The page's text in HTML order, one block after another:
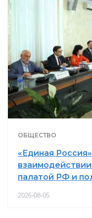
ОБЩЕСТВО
«Единая
палатой РФ и
2026-08-05